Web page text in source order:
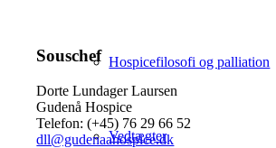
Hospicefilosofi og palliation
Vedtægter
Souschef
Dorte Lundager Laursen
Gudenå Hospice
Telefon: (+45) 76 29 66 52
dll@gudenaahospice.dk